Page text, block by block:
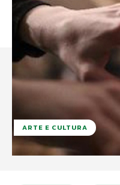
ARTE E CULTURA